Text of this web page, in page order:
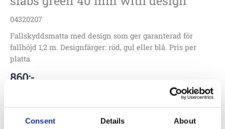
Consent Details About
04320207
Fallskyddsmatta med design som ger garanterad för
fallhöjd 1,2 m. Designfärger: röd, gul eller blå. Pris per
platta
860:-